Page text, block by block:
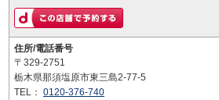
住所/電話番号
〒329-2751
栃木県那須塩原市東三島2-77-5
TEL： 0120-376-740